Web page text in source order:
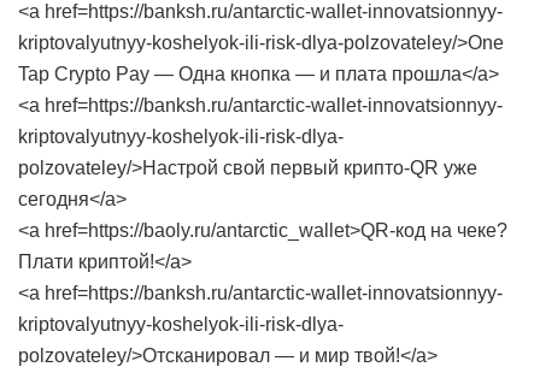
<a href=https://banksh.ru/antarctic-wallet-innovatsionnyy-
kriptovalyutnyy-koshelyok-ili-risk-dlya-polzovateley/>One
Tap Crypto Pay — Одна кнопка — и плата прошла</a>
<a href=https://banksh.ru/antarctic-wallet-innovatsionnyy-
kriptovalyutnyy-koshelyok-ili-risk-dlya-
polzovateley/>Настрой свой первый крипто-QR уже
сегодня</a>
<a href=https://baoly.ru/antarctic_wallet>QR-код на чеке?
Плати криптой!</a>
<a href=https://banksh.ru/antarctic-wallet-innovatsionnyy-
kriptovalyutnyy-koshelyok-ili-risk-dlya-
polzovateley/>Отсканировал — и мир твой!</a>